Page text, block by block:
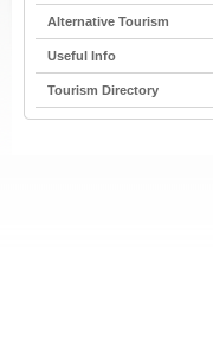
Alternative Tourism
Useful Info
Tourism Directory